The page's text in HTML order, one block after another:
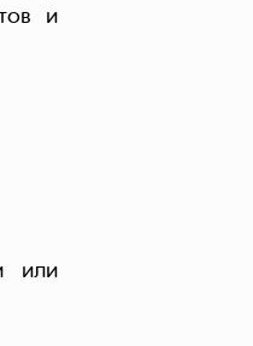
и
или